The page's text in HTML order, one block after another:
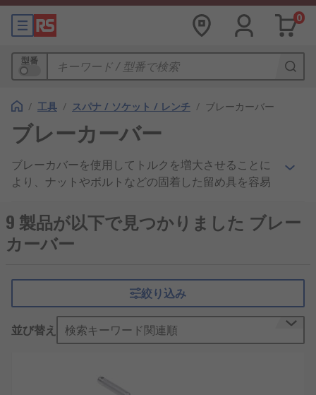
0
型番
/ 工具 / スパナ / ソケット / レンチ / ブレーカーバー
ブレーカーバー
ブレーカバーを使用してトルクを増大させることに
より、ナットやボルトなどの固着した留め具を容易
Proなどの主要ブランドの製品を取り揃えていま
す。ブレーカバーは、ソケットセットと併用する
と、より大きな力とトルクを発生します。 固定具を
ルクが向上します。
ブレーカバーの種類
9 製品が以下で見つかりました ブレー
カーバー
絞り込み
並び替え 検索キーワード関連順